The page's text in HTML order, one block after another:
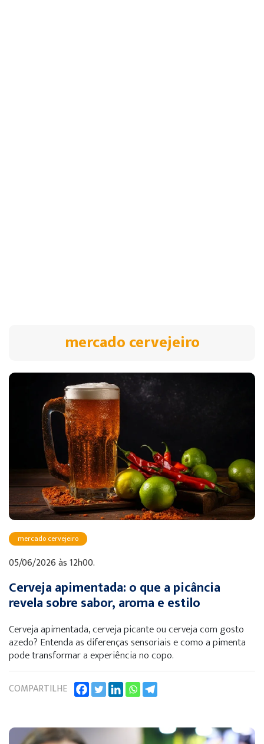
mercado cervejeiro
mercado cervejeiro
05/06/2026 às 12h00.
Cerveja apimentada: o que a picância
revela sobre sabor, aroma e estilo
Cerveja apimentada, cerveja picante ou cerveja com gosto
azedo? Entenda as diferenças sensoriais e como a pimenta
pode transformar a experiência no copo.
COMPARTILHE